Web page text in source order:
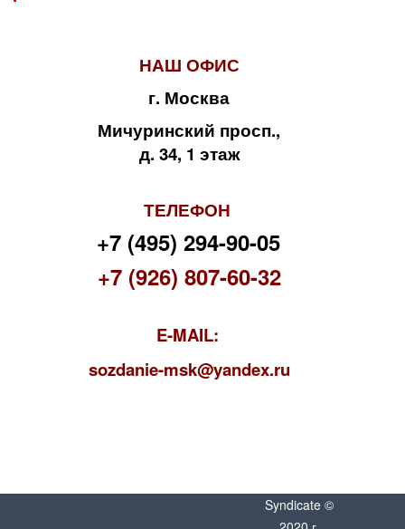
НАШ ОФИС
г. Москва
Мичуринский просп.,
д. 34, 1 этаж
ТЕЛЕФОН
+7 (495) 294-90-05
+7 (926) 807-60-32
E-MAIL:
sozdanie-msk@yandex.ru
Syndicate ©